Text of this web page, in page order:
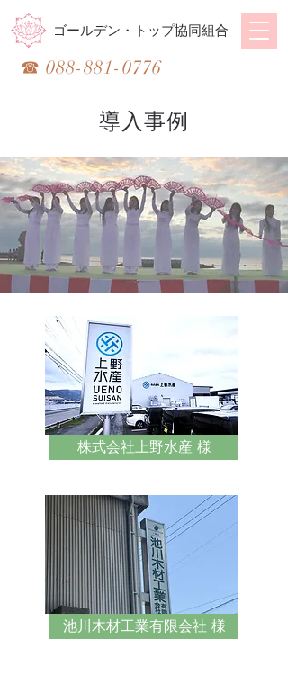
ゴールデン・トップ協同組合
​☎088-881-0776
導入事例
株式会社上野水産 様
池川木材工業有限会社 様